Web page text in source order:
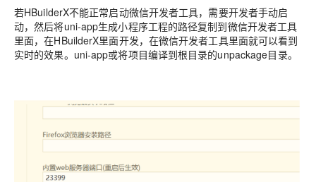
若HBuilderX不能正常启动微信开发者工具，需要开发者手动启
动，然后将uni-app生成小程序工程的路径复制到微信开发者工具
里面，在HBuilderX里面开发，在微信开发者工具里面就可以看到
实时的效果。uni-app或将项目编译到根目录的unpackage目录。